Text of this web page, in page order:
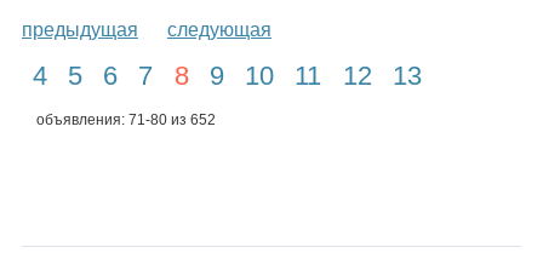
предыдущая следующая
4 5 6 7 8 9 10 11 12 13
объявления: 71-80 из 652